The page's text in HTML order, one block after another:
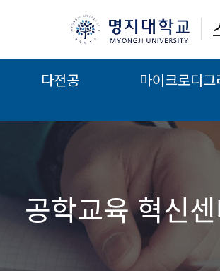
다전공 마이크로디그
공학교육 혁신